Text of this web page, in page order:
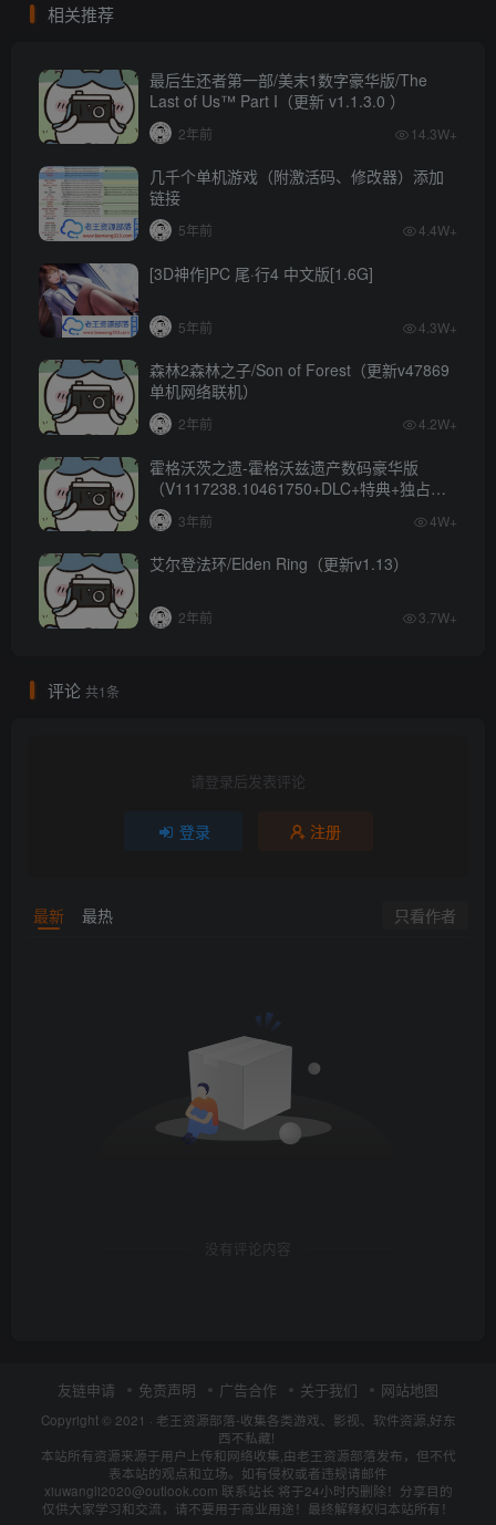
相关推荐
最后生还者第一部/美末1数字豪华版/The
Last of Us™ Part I（更新 v1.1.3.0 ）
2年前 14.3W+
几千个单机游戏（附激活码、修改器）添加
链接
5年前 4.4W+
[3D神作]PC 尾·行4 中文版[1.6G]
5年前 4.3W+
森林2森林之子/Son of Forest（更新v47869
单机网络联机）
2年前 4.2W+
霍格沃茨之遗-霍格沃兹遗产数码豪华版
（V1117238.10461750+DLC+特典+独占内
容）
3年前 4W+
艾尔登法环/Elden Ring（更新v1.13）
2年前 3.7W+
评论 共1条
请登录后发表评论
登录 注册
最新 最热 只看作者
没有评论内容
友链申请 免责声明 广告合作 关于我们 网站地图
Copyright © 2021 · 老王资源部落-收集各类游戏、影视、软件资源,好东
西不私藏!
本站所有资源来源于用户上传和网络收集,由老王资源部落发布，但不代
表本站的观点和立场。如有侵权或者违规请邮件
xiuwangli2020@outlook.com 联系站长 将于24小时内删除！分享目的
仅供大家学习和交流，请不要用于商业用途！最终解释权归本站所有！